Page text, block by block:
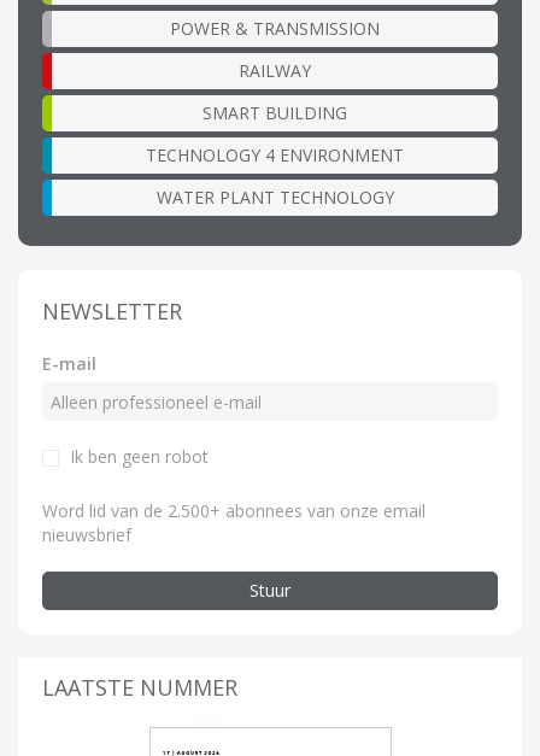
POWER & TRANSMISSION
RAILWAY
SMART BUILDING
TECHNOLOGY 4 ENVIRONMENT
WATER PLANT TECHNOLOGY
NEWSLETTER
E-mail
Ik ben geen robot
Word lid van de 2.500+ abonnees van onze email
nieuwsbrief
Stuur
LAATSTE NUMMER